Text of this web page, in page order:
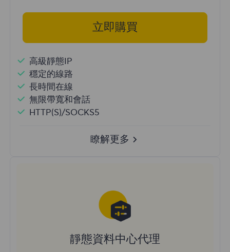
立即購買
高級靜態IP
穩定的線路
長時間在線
無限帶寬和會話
HTTP(S)/SOCKS5
瞭解更多
靜態資料中心代理